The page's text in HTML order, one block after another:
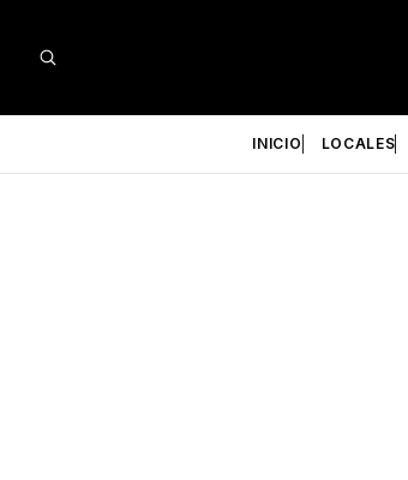
INICIO LOCALES